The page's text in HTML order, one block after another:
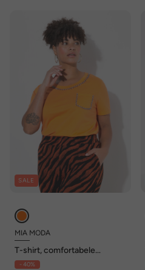
SALE
MIA MODA
T-shirt, comfortabele
pasvorm, sierketting
- 40%